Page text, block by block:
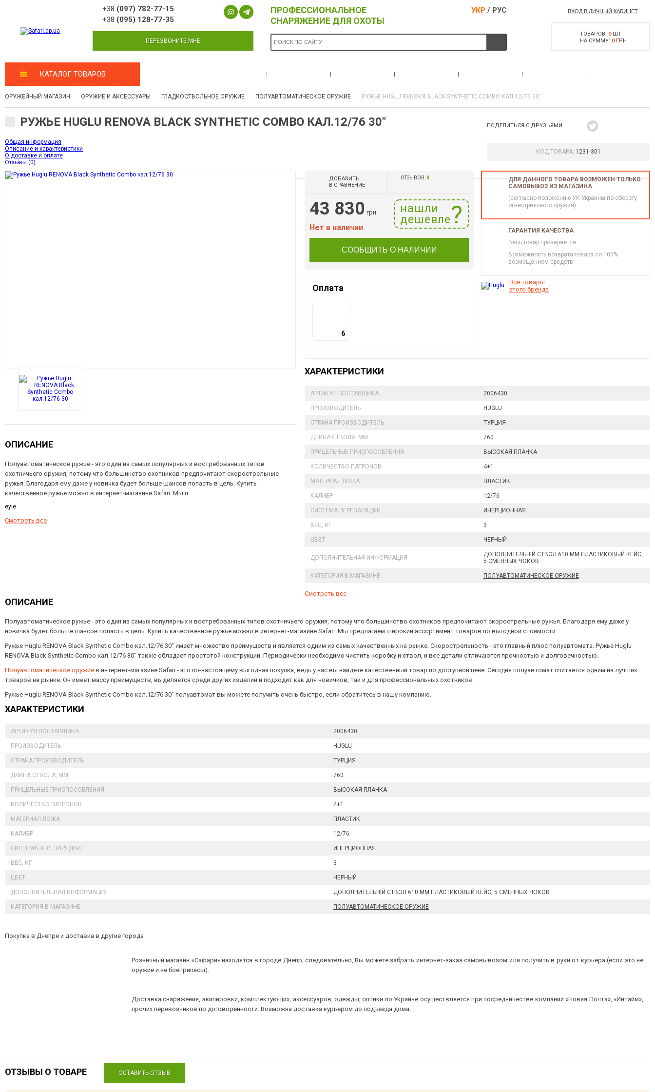
+38 (097) 782-77-15
+38 (095) 128-77-35
ПЕРЕЗВОНИТЕ МНЕ
ПРОФЕССИОНАЛЬНОЕ
СНАРЯЖЕНИЕ ДЛЯ ОХОТЫ
УКР / РУС ВХОД В ЛИЧНЫЙ КАБИНЕТ
ТОВАРОВ: 0ШТ
НА СУММУ: 0ГРН
КАТАЛОГ ТОВАРОВ
ОРУЖЕЙНЫЙ МАГАЗИН ОРУЖИЕ И АКСЕССУАРЫ ГЛАДКОСТВОЛЬНОЕ ОРУЖИЕ ПОЛУАВТОМАТИЧЕСКОЕ ОРУЖИЕ РУЖЬЕ HUGLU RENOVA BLACK SYNTHETIC COMBO КАЛ.12/76 30"
РУЖЬЕ HUGLU RENOVA BLACK SYNTHETIC COMBO КАЛ.12/76 30"
Общая информация
Описание и характеристики
О доставке и оплате
Отзывы (0)
ПОДЕЛИТЬСЯ С ДРУЗЬЯМИ:
КОД ТОВАРА: 1231-301
ОПИСАНИЕ
Полуавтоматическое ружье - это один из самых популярных и востребованных типов
охотничьего оружия, потому что большинство охотников предпочитают скорострельные
ружья. Благодаря ему даже у новичка будет больше шансов попасть в цель. Купить
качественное ружье можно в интернет-магазине Safari. Мы п...
еуіе
Смотреть все
ДОБАВИТЬ
В СРАВНЕНИЕ
ОТЗЫВОВ:0
43 830 грн
нашли
дешевле
Нет в наличии
СООБЩИТЬ О НАЛИЧИИ
Оплата
6
ДЛЯ ДАННОГО ТОВАРА ВОЗМОЖЕН ТОЛЬКО
САМОВЫВОЗ ИЗ МАГАЗИНА
(согласно положению УК Украины по обороту
огнестрельного оружия)
ГАРАНТИЯ КАЧЕСТВА
Весь товар проверяется
Возможность возврата товара со 100%
возмещением средств
Все товары
этого бренда
ХАРАКТЕРИСТИКИ
АРТИКУЛ ПОСТАВЩИКА 2006430
ПРОИЗВОДИТЕЛЬ HUGLU
СТРАНА ПРОИЗВОДИТЕЛЬ ТУРЦИЯ
ДЛИНА СТВОЛА, ММ 760
ПРИЦЕЛЬНЫЕ ПРИСПОСОБЛЕНИЯ ВЫСОКАЯ ПЛАНКА
КОЛИЧЕСТВО ПАТРОНОВ 4+1
МАТЕРИАЛ ЛОЖА ПЛАСТИК
КАЛИБР 12/76
СИСТЕМА ПЕРЕЗАРЯДКИ ИНЕРЦИОННАЯ
ВЕС, КГ 3
ЦВЕТ ЧЕРНЫЙ
ДОПОЛНИТЕЛЬНАЯ ИНФОРМАЦИЯ
ДОПОЛНИТЕЛЬНІЙ СТВОЛ 610 ММ ПЛАСТИКОВЫЙ КЕЙС,
5 СМЕННЫХ ЧОКОВ
КАТЕГОРИЯ В МАГАЗИНЕ ПОЛУАВТОМАТИЧЕСКОЕ ОРУЖИЕ
Смотреть все
ОПИСАНИЕ
Полуавтоматическое ружье - это один из самых популярных и востребованных типов охотничьего оружия, потому что большинство охотников предпочитают скорострельные ружья. Благодаря ему даже у
новичка будет больше шансов попасть в цель. Купить качественное ружье можно в интернет-магазине Safari. Мы предлагаем широкий ассортимент товаров по выгодной стоимости.
Ружье Huglu RENOVA Black Synthetic Combo кал.12/76 30" имеет множество преимуществ и является одним из самых качественных на рынке. Скорострельность - это главный плюс полуавтомата. Ружье Huglu
RENOVA Black Synthetic Combo кал.12/76 30" также обладает простотой конструкции. Периодически необходимо чистить коробку и ствол, и все детали отличаются прочностью и долговечностью.
Полуавтоматическое оружие в интернет-магазине Safari - это по-настоящему выгодная покупка, ведь у нас вы найдете качественный товар по доступной цене. Сегодня полуавтомат считается одним из лучших
товаров на рынке. Он имеет массу преимуществ, выделяется среди других изделий и подходит как для новичков, так и для профессиональных охотников.
Ружье Huglu RENOVA Black Synthetic Combo кал.12/76 30" полуавтомат вы можете получить очень быстро, если обратитесь в нашу компанию.
ХАРАКТЕРИСТИКИ
АРТИКУЛ ПОСТАВЩИКА 2006430
ПРОИЗВОДИТЕЛЬ HUGLU
СТРАНА ПРОИЗВОДИТЕЛЬ ТУРЦИЯ
ДЛИНА СТВОЛА, ММ 760
ПРИЦЕЛЬНЫЕ ПРИСПОСОБЛЕНИЯ ВЫСОКАЯ ПЛАНКА
КОЛИЧЕСТВО ПАТРОНОВ 4+1
МАТЕРИАЛ ЛОЖА ПЛАСТИК
КАЛИБР 12/76
СИСТЕМА ПЕРЕЗАРЯДКИ ИНЕРЦИОННАЯ
ВЕС, КГ 3
ЦВЕТ ЧЕРНЫЙ
ДОПОЛНИТЕЛЬНАЯ ИНФОРМАЦИЯ ДОПОЛНИТЕЛЬНІЙ СТВОЛ 610 ММ ПЛАСТИКОВЫЙ КЕЙС, 5 СМЕННЫХ ЧОКОВ
КАТЕГОРИЯ В МАГАЗИНЕ ПОЛУАВТОМАТИЧЕСКОЕ ОРУЖИЕ
Покупка в Днепре и доставка в другие города
Розничный магазин «Сафари» находятся в городе Днепр, следовательно, Вы можете забрать интернет-заказ самовывозом или получить в руки от курьера (если это не
оружие и не боеприпасы).
Доставка снаряжения, экипировки, комплектующих, аксессуаров, одежды, оптики по Украине осуществляется при посредничестве компаний «Новая Почта», «Интайм»,
прочих перевозчиков по договоренности. Возможна доставка курьером до подъезда дома.
ОТЗЫВЫ О ТОВАРЕ ОСТАВИТЬ ОТЗЫВ